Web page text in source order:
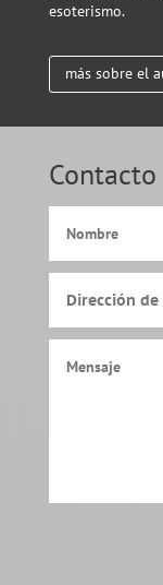
esoterismo.
más sobre el
Contacto